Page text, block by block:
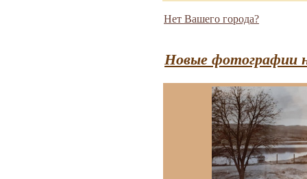
Нет Вашего города?
Новые фотографии